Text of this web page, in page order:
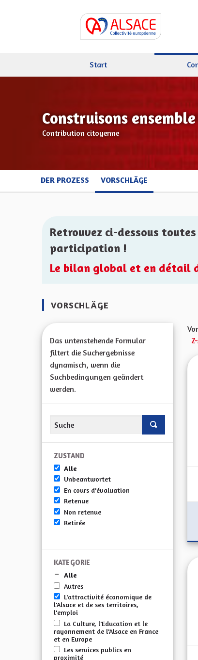
Start
Construisons
Contribution citoyenne
DER PROZESS VORSCHLÄGE
Retrouvez ci-dessous
participation !
Le bilan global et en détail
VORSCHLÄGE
Das untenstehende Formular
filtert die Suchergebnisse
dynamisch, wenn die
Suchbedingungen geändert
werden.
ZUSTAND
Alle
Unbeantwortet
En cours d'évaluation
Retenue
Non retenue
Retirée
KATEGORIE
Alle
Autres
L'attractivité économique de
l'Alsace et de ses territoires,
l'emploi
La Culture, l'Education et le
rayonnement de l'Alsace en France
et en Europe
Les services publics en
proximité